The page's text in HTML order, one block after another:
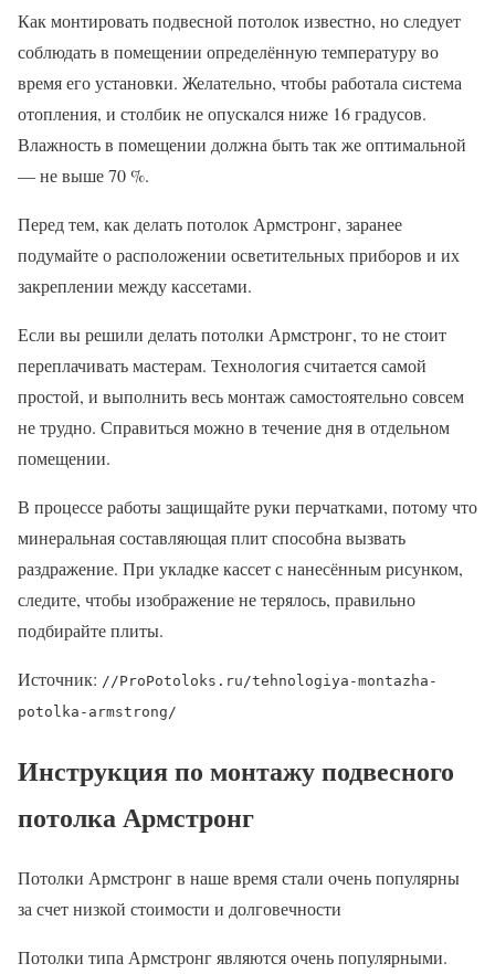
Как монтировать подвесной потолок известно, но следует
соблюдать в помещении определённую температуру во
время его установки. Желательно, чтобы работала система
отопления, и столбик не опускался ниже 16 градусов.
Влажность в помещении должна быть так же оптимальной
— не выше 70 %.
Перед тем, как делать потолок Армстронг, заранее
подумайте о расположении осветительных приборов и их
закреплении между кассетами.
Если вы решили делать потолки Армстронг, то не стоит
переплачивать мастерам. Технология считается самой
простой, и выполнить весь монтаж самостоятельно совсем
не трудно. Справиться можно в течение дня в отдельном
помещении.
В процессе работы защищайте руки перчатками, потому что
минеральная составляющая плит способна вызвать
раздражение. При укладке кассет с нанесённым рисунком,
следите, чтобы изображение не терялось, правильно
подбирайте плиты.
Источник: //ProPotoloks.ru/tehnologiya-montazha-
potolka-armstrong/
Инструкция по монтажу подвесного
потолка Армстронг
Потолки Армстронг в наше время стали очень популярны
за счет низкой стоимости и долговечности
Потолки типа Армстронг являются очень популярными.